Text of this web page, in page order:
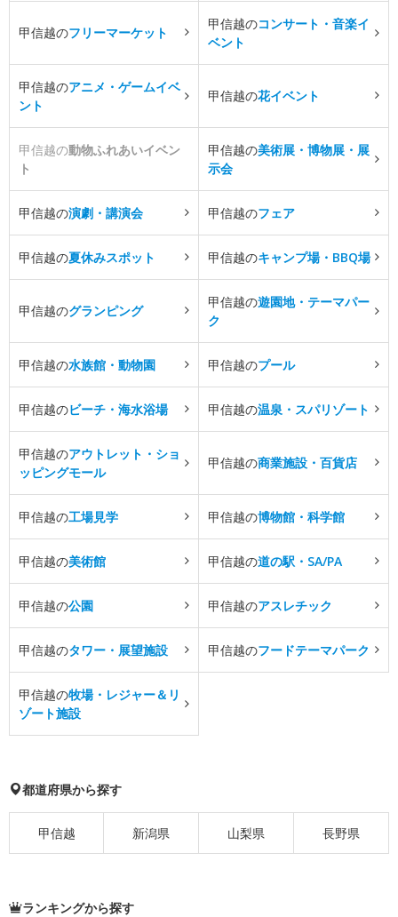
甲信越のフリーマーケット
甲信越のコンサート・音楽イ
ベント
甲信越のアニメ・ゲームイベ
ント
甲信越の花イベント
甲信越の動物ふれあいイベン
ト
甲信越の美術展・博物展・展
示会
甲信越の演劇・講演会 甲信越のフェア
甲信越の夏休みスポット 甲信越のキャンプ場・BBQ場
甲信越のグランピング
甲信越の遊園地・テーマパー
ク
甲信越の水族館・動物園 甲信越のプール
甲信越のビーチ・海水浴場 甲信越の温泉・スパリゾート
甲信越のアウトレット・ショ
ッピングモール
甲信越の商業施設・百貨店
甲信越の工場見学 甲信越の博物館・科学館
甲信越の美術館 甲信越の道の駅・SA/PA
甲信越の公園 甲信越のアスレチック
甲信越のタワー・展望施設 甲信越のフードテーマパーク
甲信越の牧場・レジャー＆リ
ゾート施設
都道府県から探す
甲信越 新潟県 山梨県 長野県
ランキングから探す